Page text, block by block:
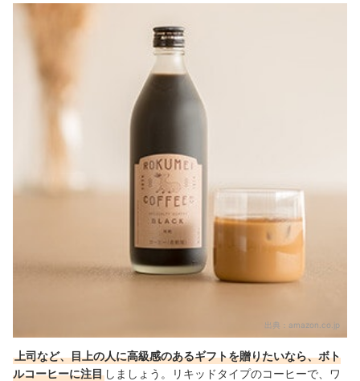
出典： amazon.co.jp
上司など、目上の人に高級感のあるギフトを贈りたいなら、ボト
ルコーヒーに注目 しましょう。リキッドタイプのコーヒーで、ワ